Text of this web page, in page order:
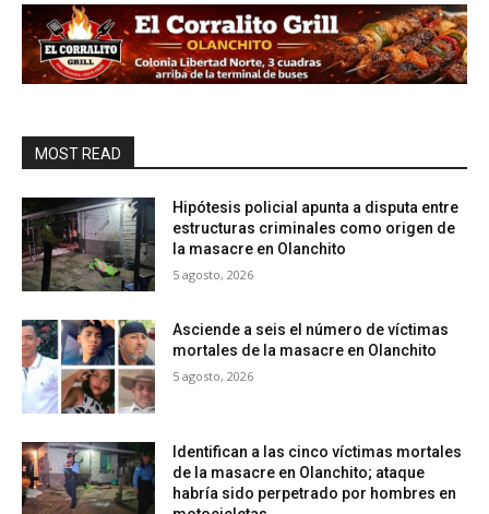
MOST READ
Hipótesis policial apunta a disputa entre
estructuras criminales como origen de
la masacre en Olanchito
5 agosto, 2026
Asciende a seis el número de víctimas
mortales de la masacre en Olanchito
5 agosto, 2026
Identifican a las cinco víctimas mortales
de la masacre en Olanchito; ataque
habría sido perpetrado por hombres en